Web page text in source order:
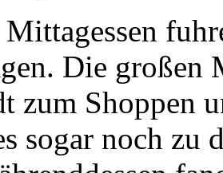
Die großen
zum Shoppen
sogar noch zu